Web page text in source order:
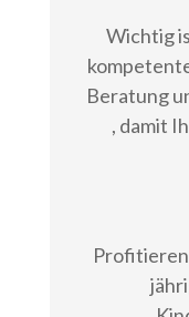
Wichtig
Beratung
, damit
Profitieren